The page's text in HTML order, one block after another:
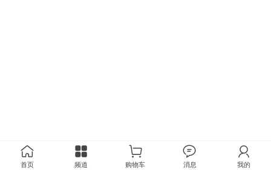
首页 频道 购物车 消息 我的